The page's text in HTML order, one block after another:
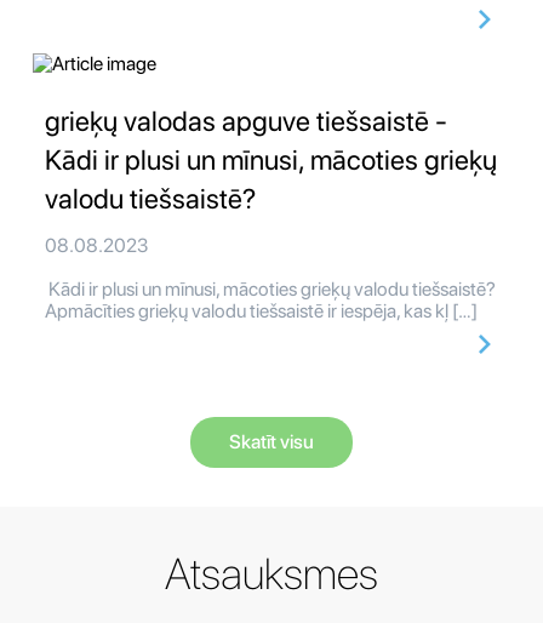
grieķų valodas apguve tiešsaistē -
Kādi ir plusi un mīnusi, mācoties grieķų
valodu tiešsaistē?
08.08.2023
Kādi ir plusi un mīnusi, mācoties grieķų valodu tiešsaistē?
Apmācīties grieķų valodu tiešsaistē ir iespēja, kas kļ […]
Skatīt visu
Atsauksmes